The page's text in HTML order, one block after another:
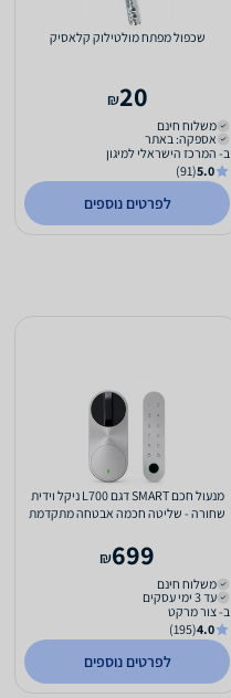
שכפול מפתח מולטילוק קלאסיק
20
₪
משלוח חינם
אספקה: באתר
ב- המרכז הישראלי למיגון
5.0
(91)
לפרטים נוספים
מנעול חכם SMART דגם L700 ניקל וידית
שחורה - שליטה חכמה אבטחה מתקדמת
699
₪
משלוח חינם
עד 3 ימי עסקים
ב- צור מרקט
4.0
(195)
לפרטים נוספים